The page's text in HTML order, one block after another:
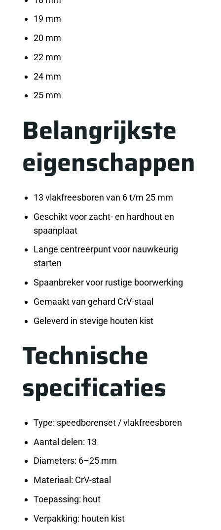
19 mm
20 mm
22 mm
24 mm
25 mm
Belangrijkste
eigenschappen
13 vlakfreesboren van 6 t/m 25 mm
Geschikt voor zacht- en hardhout en
spaanplaat
Lange centreerpunt voor nauwkeurig
starten
Spaanbreker voor rustige boorwerking
Gemaakt van gehard CrV-staal
Geleverd in stevige houten kist
Technische
specificaties
Type: speedborenset / vlakfreesboren
Aantal delen: 13
Diameters: 6–25 mm
Materiaal: CrV-staal
Toepassing: hout
Verpakking: houten kist